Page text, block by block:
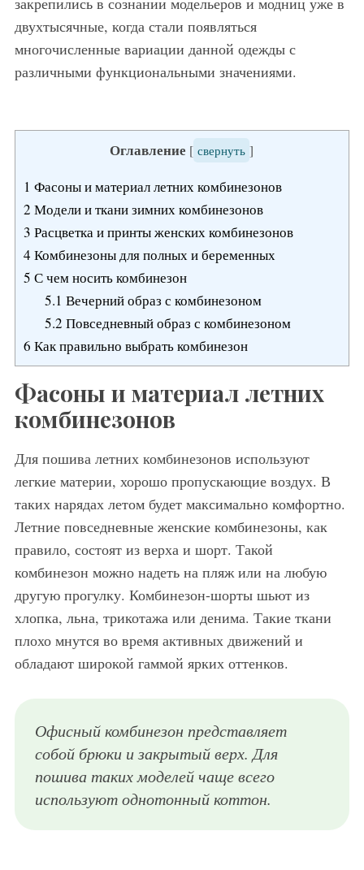
двухтысячные, когда стали появляться
многочисленные вариации данной одежды с
различными функциональными значениями.
Оглавление [ свернуть ]
1 Фасоны и материал летних комбинезонов
2 Модели и ткани зимних комбинезонов
3 Расцветка и принты женских комбинезонов
4 Комбинезоны для полных и беременных
5 С чем носить комбинезон
5.1 Вечерний образ с комбинезоном
5.2 Повседневный образ с комбинезоном
6 Как правильно выбрать комбинезон
Фасоны и материал летних
комбинезонов
Для пошива летних комбинезонов используют
легкие материи, хорошо пропускающие воздух. В
таких нарядах летом будет максимально комфортно.
Летние повседневные женские комбинезоны, как
правило, состоят из верха и шорт. Такой
комбинезон можно надеть на пляж или на любую
другую прогулку. Комбинезон-шорты шьют из
хлопка, льна, трикотажа или денима. Такие ткани
плохо мнутся во время активных движений и
обладают широкой гаммой ярких оттенков.
Офисный комбинезон представляет
собой брюки и закрытый верх. Для
пошива таких моделей чаще всего
используют однотонный коттон.